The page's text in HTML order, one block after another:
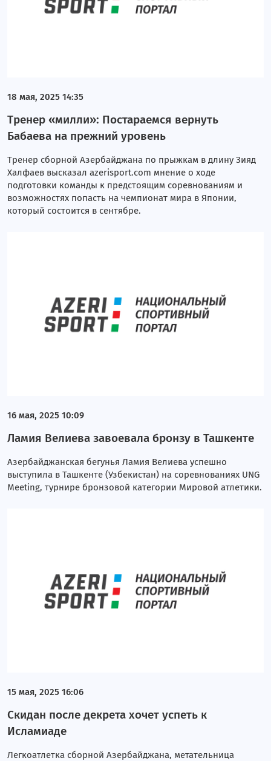
18 мая, 2025 14:35
Тренер «милли»: Постараемся вернуть
Бабаева на прежний уровень
Тренер сборной Азербайджана по прыжкам в длину Зияд
Халфаев высказал azerisport.com мнение о ходе
подготовки команды к предстоящим соревнованиям и
возможностях попасть на чемпионат мира в Японии,
который состоится в сентябре.
16 мая, 2025 10:09
Ламия Велиева завоевала бронзу в Ташкенте
Азербайджанская бегунья Ламия Велиева успешно
выступила в Ташкенте (Узбекистан) на соревнованиях UNG
Meeting, турнире бронзовой категории Мировой атлетики.
15 мая, 2025 16:06
Скидан после декрета хочет успеть к
Исламиаде
Легкоатлетка сборной Азербайджана, метательница